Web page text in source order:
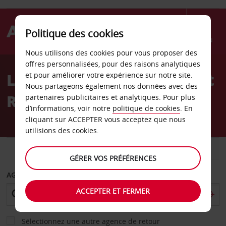
Menu
AvisLocation de voiture Kempt
Road, Halifax
VOITURE UTILITAIRE
AGENCE DE DÉPART
Sélectionnez une autre agence de retour
Politique des cookies
Nous utilisons des cookies pour vous proposer des
offres personnalisées, pour des raisons analytiques
et pour améliorer votre expérience sur notre site.
Nous partageons également nos données avec des
partenaires publicitaires et analytiques. Pour plus
d’informations, voir notre politique de cookies. En
cliquant sur ACCEPTER vous acceptez que nous
utilisions des cookies.
GÉRER VOS PRÉFÉRENCES
ACCEPTER ET FERMER